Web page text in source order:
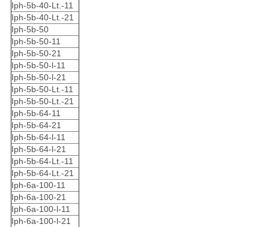
Iph-5b-40-Lt.-11
Iph-5b-40-Lt.-21
Iph-5b-50
Iph-5b-50-11
Iph-5b-50-21
Iph-5b-50-l-11
Iph-5b-50-l-21
Iph-5b-50-Lt.-11
Iph-5b-50-Lt.-21
Iph-5b-64-11
Iph-5b-64-21
Iph-5b-64-l-11
Iph-5b-64-l-21
Iph-5b-64-Lt.-11
Iph-5b-64-Lt.-21
Iph-6a-100-11
Iph-6a-100-21
Iph-6a-100-l-11
Iph-6a-100-l-21